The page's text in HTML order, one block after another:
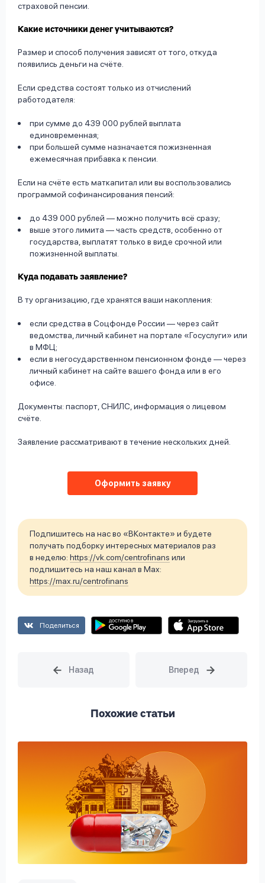
страховой пенсии.
Какие источники денег учитываются?
Размер и способ получения зависят от того, откуда
появились деньги на счёте.
Если средства состоят только из отчислений
работодателя:
при сумме до 439 000 рублей выплата
единовременная;
при большей сумме назначается пожизненная
ежемесячная прибавка к пенсии.
Если на счёте есть маткапитал или вы воспользовались
программой софинансирования пенсий:
до 439 000 рублей — можно получить всё сразу;
выше этого лимита — часть средств, особенно от
государства, выплатят только в виде срочной или
пожизненной выплаты.
Куда подавать заявление?
В ту организацию, где хранятся ваши накопления:
если средства в Соцфонде России — через сайт
ведомства, личный кабинет на портале «Госуслуги» или
в МФЦ;
если в негосударственном пенсионном фонде — через
личный кабинет на сайте вашего фонда или в его
офисе.
Документы: паспорт, СНИЛС, информация о лицевом
счёте.
Заявление рассматривают в течение нескольких дней.
Оформить заявку
Подпишитесь на нас во «ВКонтакте» и будете
получать подборку интересных материалов раз
в неделю: https://vk.com/centrofinans или
подпишитесь на наш канал в Max:
https://max.ru/centrofinans
Поделиться
Похожие статьи